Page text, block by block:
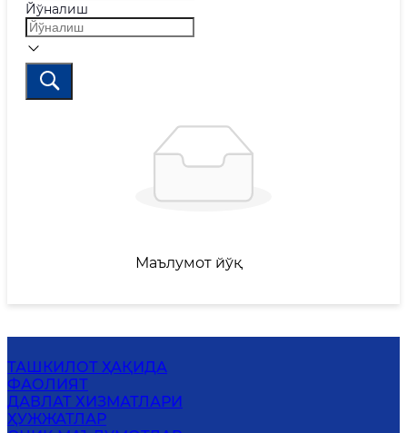
Йўналиш
Маълумот йўқ
ТАШКИЛОТ ҲАҚИДА
ФАОЛИЯТ
ДАВЛАТ ХИЗМАТЛАРИ
ҲУЖЖАТЛАР